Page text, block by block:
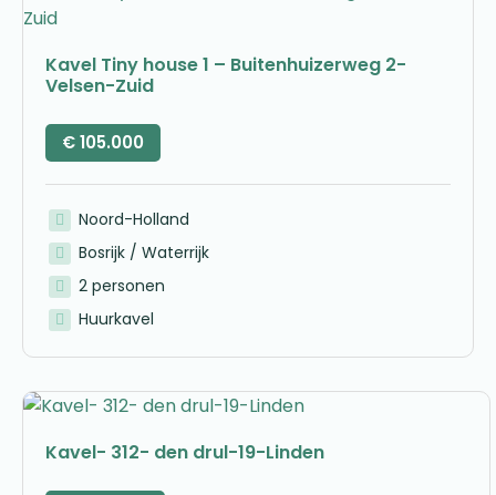
Kavel Tiny house 1 – Buitenhuizerweg 2-
Velsen-Zuid
€105.000
Noord-Holland
Bosrijk / Waterrijk
2 personen
Huurkavel
Kavel- 312- den drul-19-Linden